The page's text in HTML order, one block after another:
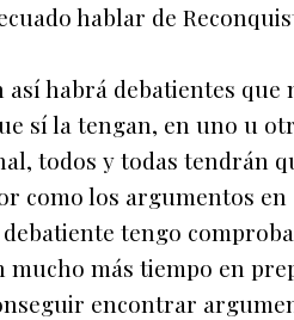
hablar de
así habrá debatientes
sí la tengan, en uno u
todos y todas tendrán
como los argumentos
tengo
mucho más tiempo en
encontrar